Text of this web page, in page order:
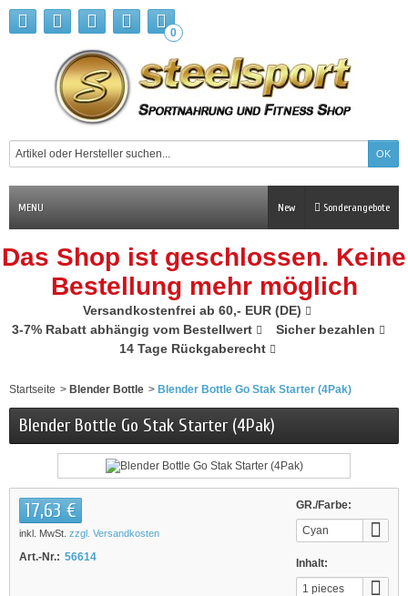
0
MENU Sonderangebote
New
Das Shop ist geschlossen. Keine
Bestellung mehr möglich
Versandkostenfrei ab 60,- EUR (DE)
3-7% Rabatt abhängig vom Bestellwert
Sicher bezahlen
14 Tage Rückgaberecht
Startseite > Blender Bottle > Blender Bottle Go Stak Starter (4Pak)
Blender Bottle Go Stak Starter (4Pak)
GR./Farbe:
Cyan
Inhalt:
1 pieces
17,63 €
inkl. MwSt. zzgl. Versandkosten
Art.-Nr.: 56614